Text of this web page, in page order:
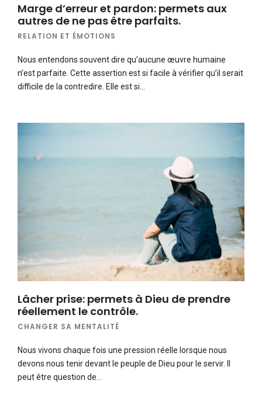
Marge d’erreur et pardon: permets aux
autres de ne pas être parfaits.
RELATION ET ÉMOTIONS
Nous entendons souvent dire qu’aucune œuvre humaine
n’est parfaite. Cette assertion est si facile à vérifier qu’il serait
difficile de la contredire. Elle est si…
Lâcher prise: permets à Dieu de prendre
réellement le contrôle.
CHANGER SA MENTALITÉ
Nous vivons chaque fois une pression réelle lorsque nous
devons nous tenir devant le peuple de Dieu pour le servir. Il
peut être question de…